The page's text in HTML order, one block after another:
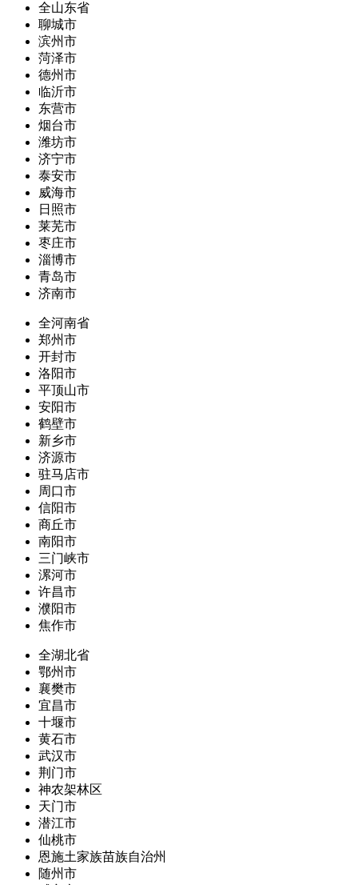
全山东省
聊城市
滨州市
菏泽市
德州市
临沂市
东营市
烟台市
潍坊市
济宁市
泰安市
威海市
日照市
莱芜市
枣庄市
淄博市
青岛市
济南市
全河南省
郑州市
开封市
洛阳市
平顶山市
安阳市
鹤壁市
新乡市
济源市
驻马店市
周口市
信阳市
商丘市
南阳市
三门峡市
漯河市
许昌市
濮阳市
焦作市
全湖北省
鄂州市
襄樊市
宜昌市
十堰市
黄石市
武汉市
荆门市
神农架林区
天门市
潜江市
仙桃市
恩施土家族苗族自治州
随州市